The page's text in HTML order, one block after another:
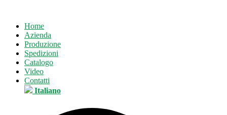
Home
Azienda
Produzione
Spedizioni
Catalogo
Video
Contatti
Italiano